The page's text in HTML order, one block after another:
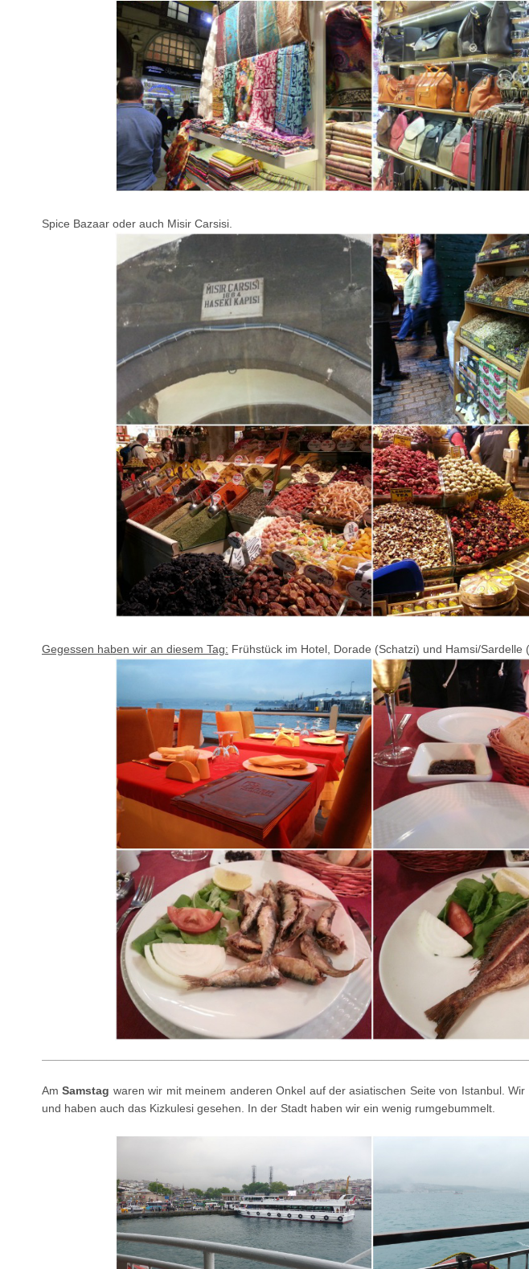
Spice Bazaar oder auch Misir Carsisi.
Gegessen haben wir an diesem Tag: Frühstück im Hotel, Dorade (Schatzi) und Hamsi/Sardelle
AmSamstag waren wir mit meinem anderen Onkel auf der asiatischen Seite von Istanbul.
und haben auch das Kizkulesi gesehen. In der Stadt haben wir ein wenig rumgebummelt.